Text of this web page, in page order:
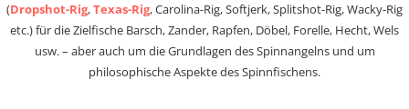
(Dropshot-Rig,Texas-Rig, Carolina-Rig, Softjerk, Splitshot-Rig, Wacky-Rig
etc.) für die Zielfische Barsch, Zander, Rapfen, Döbel, Forelle, Hecht, Wels
usw. – aber auch um die Grundlagen des Spinnangelns und um
philosophische Aspekte des Spinnfischens.